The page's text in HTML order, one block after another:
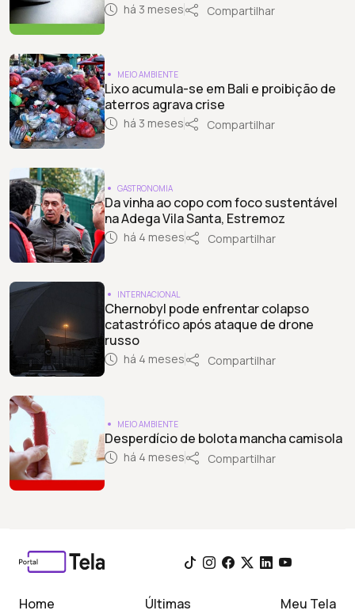
há 3 meses Compartilhar
MEIO AMBIENTE
Lixo acumula-se em Bali e proibição de
aterros agrava crise
há 3 meses Compartilhar
GASTRONOMIA
Da vinha ao copo com foco sustentável
na Adega Vila Santa, Estremoz
há 4 meses Compartilhar
INTERNACIONAL
Chernobyl pode enfrentar colapso
catastrófico após ataque de drone
russo
há 4 meses Compartilhar
MEIO AMBIENTE
Desperdício de bolota mancha camisola
há 4 meses Compartilhar
Home Últimas Meu Tela